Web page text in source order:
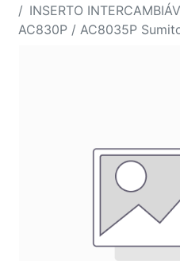
INSERTO
AC830P / AC8035P